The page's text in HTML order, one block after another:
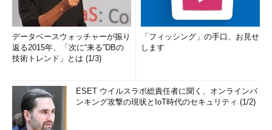
データベースウォッチャーが振り
返る2015年、「次に“来る”DBの
技術トレンド」とは (1/3)
「フィッシング」の手口、お見せ
します
ESET ウイルスラボ総責任者に聞く、オンラインバ
ンキング攻撃の現状とIoT時代のセキュリティ (1/2)